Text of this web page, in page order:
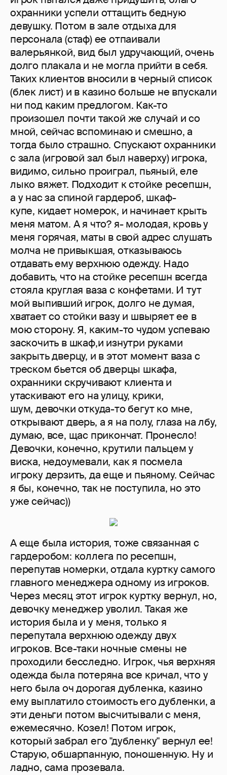
охранники успели оттащить бедную
девушку. Потом в зале отдыха для
персонала (стаф) ее отпаивали
валерьянкой, вид был удручающий, очень
долго плакала и не могла прийти в себя.
Таких клиентов вносили в черный список
(блек лист) и в казино больше не впускали
ни под каким предлогом. Как-то
произошел почти такой же случай и со
мной, сейчас вспоминаю и смешно, а
тогда было страшно. Спускают охранники
с зала (игровой зал был наверху) игрока,
видимо, сильно проиграл, пьяный, еле
лыко вяжет. Подходит к стойке ресепшн,
а у нас за спиной гардероб, шкаф-
купе, кидает номерок, и начинает крыть
меня матом. А я что? я- молодая, кровь у
меня горячая, маты в свой адрес слушать
молча не привыкшая, отказываюсь
отдавать ему верхнюю одежду. Надо
добавить, что на стойке ресепшн всегда
стояла круглая ваза с конфетами. И тут
мой выпивший игрок, долго не думая,
хватает со стойки вазу и швыряет ее в
мою сторону. Я, каким-то чудом успеваю
заскочить в шкаф,и изнутри руками
закрыть дверцу, и в этот момент ваза с
треском бьется об дверцы шкафа,
охранники скручивают клиента и
утаскивают его на улицу, крики,
шум, девочки откуда-то бегут ко мне,
открывают дверь, а я на полу, глаза на лбу,
думаю, все, щас прикончат. Пронесло!
Девочки, конечно, крутили пальцем у
виска, недоумевали, как я посмела
игроку дерзить, да еще и пьяному. Сейчас
я бы, конечно, так не поступила, но это
уже сейчас))
А еще была история, тоже связанная с
гардеробом: коллега по ресепшн,
перепутав номерки, отдала куртку самого
главного менеджера одному из игроков.
Через месяц этот игрок куртку вернул, но,
девочку менеджер уволил. Такая же
история была и у меня, только я
перепутала верхнюю одежду двух
игроков. Все-таки ночные смены не
проходили бесследно. Игрок, чья верхняя
одежда была потеряна все кричал, что у
него была оч дорогая дубленка, казино
ему выплатило стоимость его дубленки, а
эти деньги потом высчитывали с меня,
ежемесячно. Козел! Потом игрок,
который забрал его "дубленку" вернул ее!
Старую, обшарпанную, поношенную. Ну и
ладно, сама прозевала.